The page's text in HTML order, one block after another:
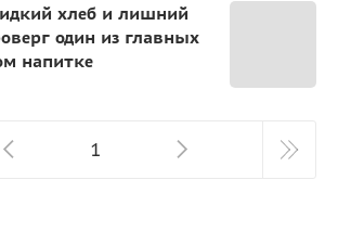
хлеб и лишний
один из главных
напитке
1